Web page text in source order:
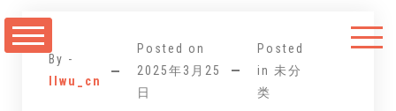
至
By -
llwu_cn
Posted on
2025年3月25
日
Posted
in 未分
类